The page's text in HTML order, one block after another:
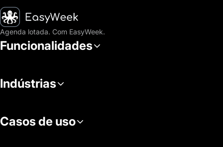
Página inicial
Agenda lotada. Com EasyWeek.
Funcionalidades
Indústrias
Casos de uso